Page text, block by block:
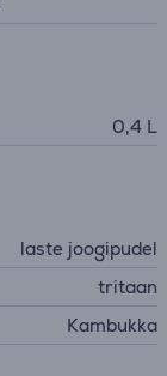
0,4 L
laste joogipudel
tritaan
Kambukka